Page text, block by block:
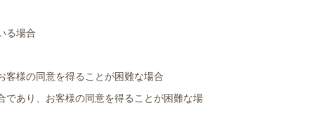
る場合
客様の同意を得ることが困難な場合
あり、お客様の同意を得ることが困難な場